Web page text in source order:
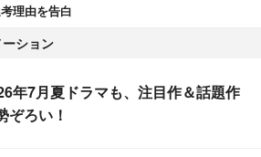
理由を告白
ション
年7月夏ドラマも、注目作＆話題作
ぞろい！